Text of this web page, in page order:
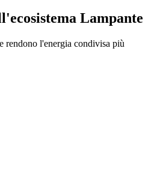
Lampante
rendono l'energia condivisa più